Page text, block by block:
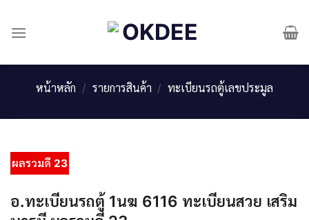
content
หน้าหลัก / รายการสินค้า / ทะเบียนรถตู้เลขประมูล
ผลรวมดี 23
อ.ทะเบียนรถตู้ 1นฆ 6116 ทะเบียนสวย เสริม